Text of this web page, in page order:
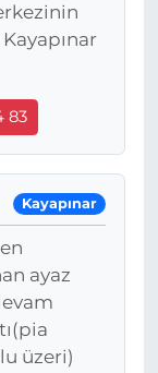
83
Kayapınar
ayaz
üzeri)